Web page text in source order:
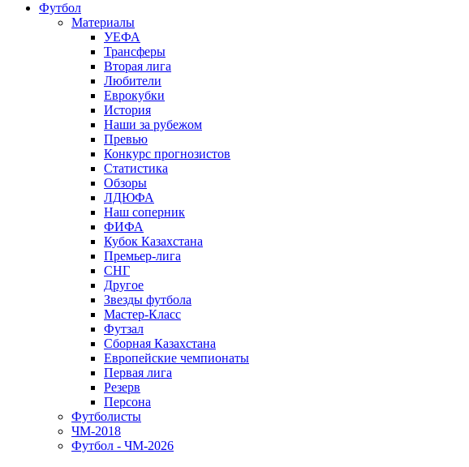
Футбол
Материалы
УЕФА
Трансферы
Вторая лига
Любители
Еврокубки
История
Наши за рубежом
Превью
Конкурс прогнозистов
Статистика
Обзоры
ЛДЮФА
Наш соперник
ФИФА
Кубок Казахстана
Премьер-лига
СНГ
Другое
Звезды футбола
Мастер-Класс
Футзал
Сборная Казахстана
Европейские чемпионаты
Первая лига
Резерв
Персона
Футболисты
ЧМ-2018
Футбол - ЧМ-2026